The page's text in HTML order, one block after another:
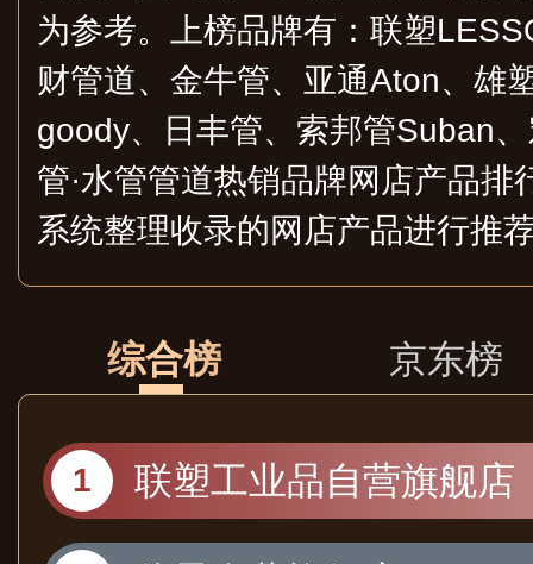
为参考。上榜品牌有：联塑
财管道、金牛管、亚通Aton、雄
goody、日丰管、索邦管Suban
管·水管管道热销品牌网店产品排
系统整理收录的网店产品进行推
综合榜 京东榜
联塑工业品自营旗舰店